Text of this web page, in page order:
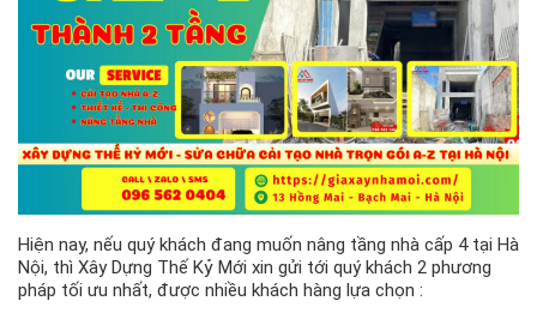
Hiện nay, nếu quý khách đang muốn nâng tầng nhà cấp 4 tại Hà
Nội, thì Xây Dựng Thế Kỷ Mới xin gửi tới quý khách 2 phương
pháp tối ưu nhất, được nhiều khách hàng lựa chọn :